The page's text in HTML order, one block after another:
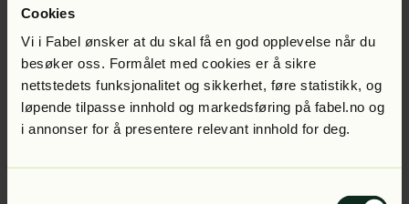
Cookies
Vi i Fabel ønsker at du skal få en god opplevelse når du
besøker oss. Formålet med cookies er å sikre
nettstedets funksjonalitet og sikkerhet, føre statistikk, og
løpende tilpasse innhold og markedsføring på fabel.no og
i annonser for å presentere relevant innhold for deg.